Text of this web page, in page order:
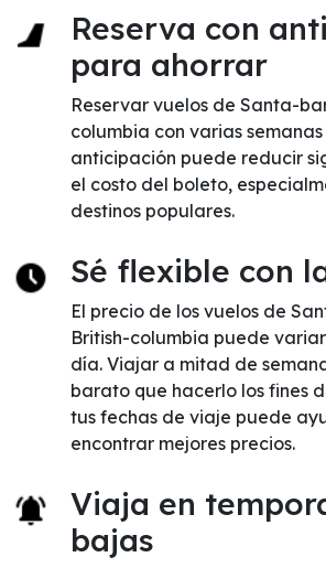
Reserva con
para ahorrar
Reservar vuelos de Santa-
columbia con varias semanas
anticipación puede reducir
el costo del boleto,
destinos populares.
Sé flexible con
El precio de los vuelos de
British-columbia puede
día. Viajar a mitad de
barato que hacerlo los fines
tus fechas de viaje puede
encontrar mejores precios.
Viaja en
bajas